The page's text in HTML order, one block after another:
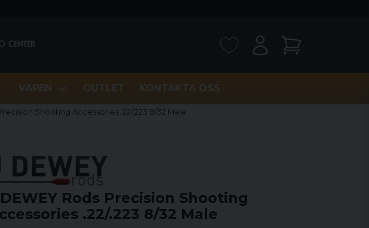
VAPEN OUTLET KONTAKTA OSS
Shooting Accessories .22/.223 8/32 Male
Rods Precision Shooting
.22/.223 8/32 Male